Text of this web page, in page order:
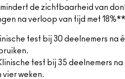
de zichtbaarheid van
na verloop van tijd met
test bij 30 deelnemers na
test bij 35 deelnemers
vier weken.